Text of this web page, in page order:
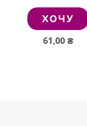
ХОЧУ
61,00 ₴